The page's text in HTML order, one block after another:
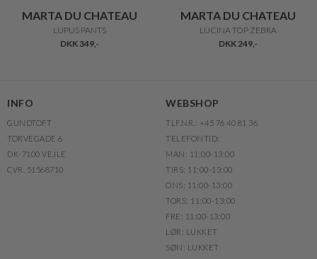
MARTA DU CHATEAU
LUPUS PANTS
DKK 349,-
MARTA DU CHATEAU
LUCINA TOP ZEBRA
DKK 249,-
INFO
GUNDTOFT
TORVEGADE 6
DK-7100 VEJLE
CVR. 51568710
WEBSHOP
TLF.NR.: +45 76 40 81 36
TELEFONTID:
MAN: 11:00-13:00
TIRS: 11:00-13:00
ONS: 11:00-13:00
TORS: 11:00-13:00
FRE: 11:00-13:00
LØR: LUKKET
SØN: LUKKET